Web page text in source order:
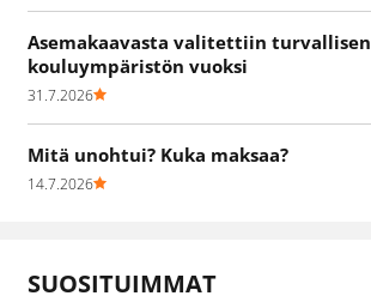
Asemakaavasta valitettiin turvallisen
kouluympäristön vuoksi
31.7.2026
Mitä unohtui? Kuka maksaa?
14.7.2026
SUOSITUIMMAT